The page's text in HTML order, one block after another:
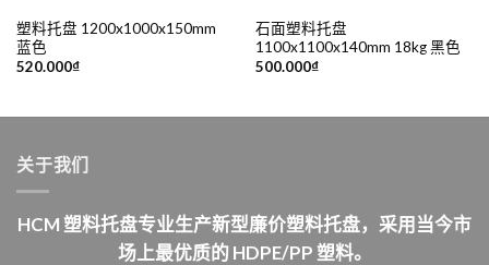
塑料托盘 1200x1000x150mm
蓝色
520.000₫
石面塑料托盘
1100x1100x140mm 18kg 黑色
500.000₫
关于我们
HCM 塑料托盘专业生产新型廉价塑料托盘，采用当今市
场上最优质的 HDPE/PP 塑料。